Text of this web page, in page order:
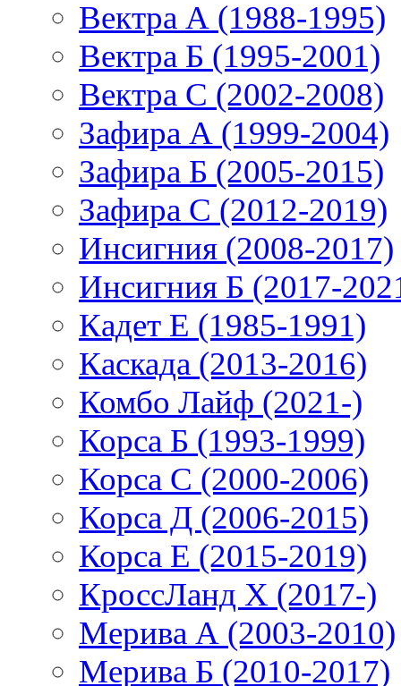
Вектра А (1988-1995)
Вектра Б (1995-2001)
Вектра С (2002-2008)
Зафира А (1999-2004)
Зафира Б (2005-2015)
Зафира С (2012-2019)
Инсигния (2008-2017)
Инсигния Б (2017-
Кадет Е (1985-1991)
Каскада (2013-2016)
Комбо Лайф (2021-)
Корса Б (1993-1999)
Корса С (2000-2006)
Корса Д (2006-2015)
Корса E (2015-2019)
КроссЛанд X (2017-)
Мерива А (2003-2010)
Мерива Б (2010-2017)